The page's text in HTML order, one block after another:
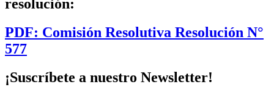
resolución:
PDF: Comisión Resolutiva Resolución N°
577
¡Suscríbete a nuestro Newsletter!